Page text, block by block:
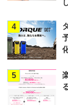
4
5